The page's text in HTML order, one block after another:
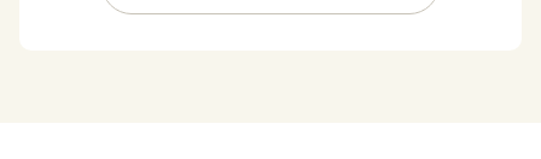
本市は、北陸新幹線の新駅設置など、未来に向け大きな